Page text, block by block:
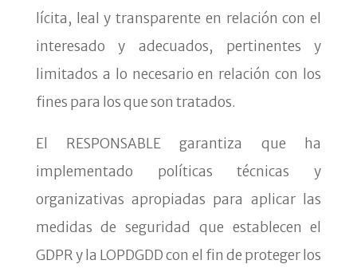
lícita, leal y transparente en relación con el
interesado y adecuados, pertinentes y
limitados a lo necesario en relación con los
fines para los que son tratados.
El RESPONSABLE garantiza que ha
implementado políticas técnicas y
organizativas apropiadas para aplicar las
medidas de seguridad que establecen el
GDPR y la LOPDGDD con el fin de proteger los